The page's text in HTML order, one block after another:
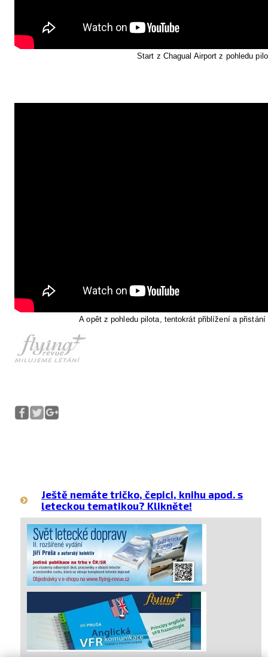
Start z Chagual Airport z pohledu
A opět z pohledu pilota, tentokrát přiblížení a přistání
Ještě nemáte tričko, čepici, knihu apod. s
leteckou tematikou? Klikněte!